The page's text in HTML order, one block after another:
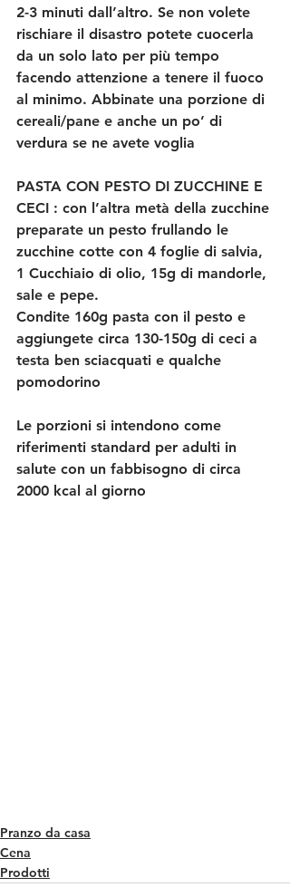
2-3 minuti dall’altro. Se non volete
rischiare il disastro potete cuocerla
da un solo lato per più tempo
facendo attenzione a tenere il fuoco
al minimo. Abbinate una porzione di
cereali/pane e anche un po’ di
verdura se ne avete voglia
PASTA CON PESTO DI ZUCCHINE E
CECI : con l’altra metà della zucchine
preparate un pesto frullando le
zucchine cotte con 4 foglie di salvia,
1 Cucchiaio di olio, 15g di mandorle,
sale e pepe.
Condite 160g pasta con il pesto e
aggiungete circa 130-150g di ceci a
testa ben sciacquati e qualche
pomodorino
Le porzioni si intendono come
riferimenti standard per adulti in
salute con un fabbisogno di circa
2000 kcal al giorno
Pranzo da casa
Cena
Prodotti